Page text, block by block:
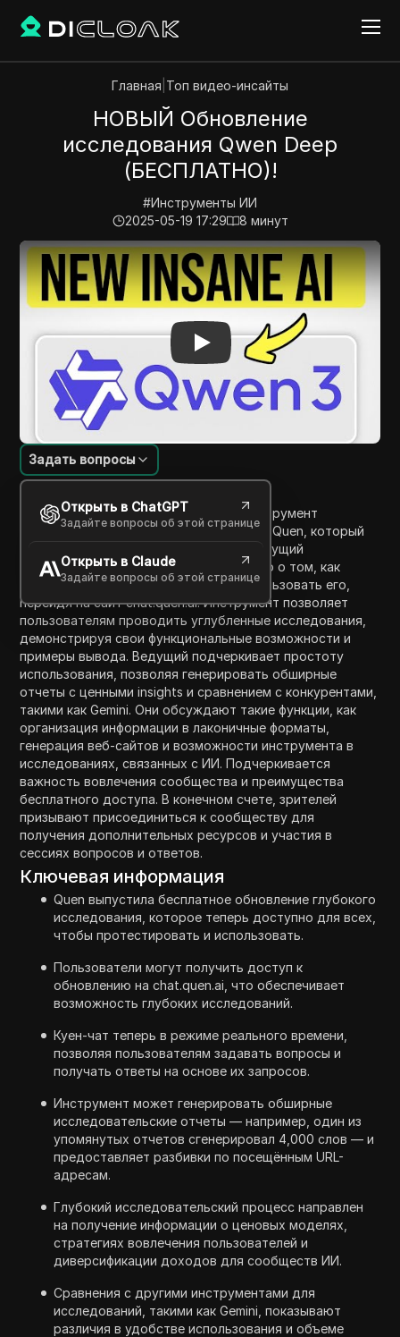
Главная Топ видео-инсайты
НОВЫЙ Обновление
исследования Qwen Deep
(БЕСПЛАТНО)!
#Инструменты ИИ
2025-05-19 17:29
8 минут
Play Video:НОВЫЙ Обновление исследования
Введение в содержание
Задать вопросы
Открыть в ChatGPT
Задайте вопросы об этой странице
Открыть в Claude
Задайте вопросы об этой странице
В этом видео мы исследуем новый инструмент
"Глубокие Исследования", выпущенный Quen, который
бесплатен для всех пользователей. Ведущий
предоставляет пошаговое руководство о том, как
получить доступ к инструменту и использовать его,
перейдя на сайт chat.quen.ai. Инструмент позволяет
пользователям проводить углубленные исследования,
демонстрируя свои функциональные возможности и
примеры вывода. Ведущий подчеркивает простоту
использования, позволяя генерировать обширные
отчеты с ценными insights и сравнением с конкурентами,
такими как Gemini. Они обсуждают такие функции, как
организация информации в лаконичные форматы,
генерация веб-сайтов и возможности инструмента в
исследованиях, связанных с ИИ. Подчеркивается
важность вовлечения сообщества и преимущества
бесплатного доступа. В конечном счете, зрителей
призывают присоединиться к сообществу для
получения дополнительных ресурсов и участия в
сессиях вопросов и ответов.
Ключевая информация
Quen выпустила бесплатное обновление глубокого
исследования, которое теперь доступно для всех,
чтобы протестировать и использовать.
Пользователи могут получить доступ к
обновлению на chat.quen.ai, что обеспечивает
возможность глубоких исследований.
Куен-чат теперь в режиме реального времени,
позволяя пользователям задавать вопросы и
получать ответы на основе их запросов.
Инструмент может генерировать обширные
исследовательские отчеты — например, один из
упомянутых отчетов сгенерировал 4,000 слов — и
предоставляет разбивки по посещённым URL-
адресам.
Глубокий исследовательский процесс направлен
на получение информации о ценовых моделях,
стратегиях вовлечения пользователей и
диверсификации доходов для сообществ ИИ.
Сравнения с другими инструментами для
исследований, такими как Gemini, показывают
различия в удобстве использования и объеме